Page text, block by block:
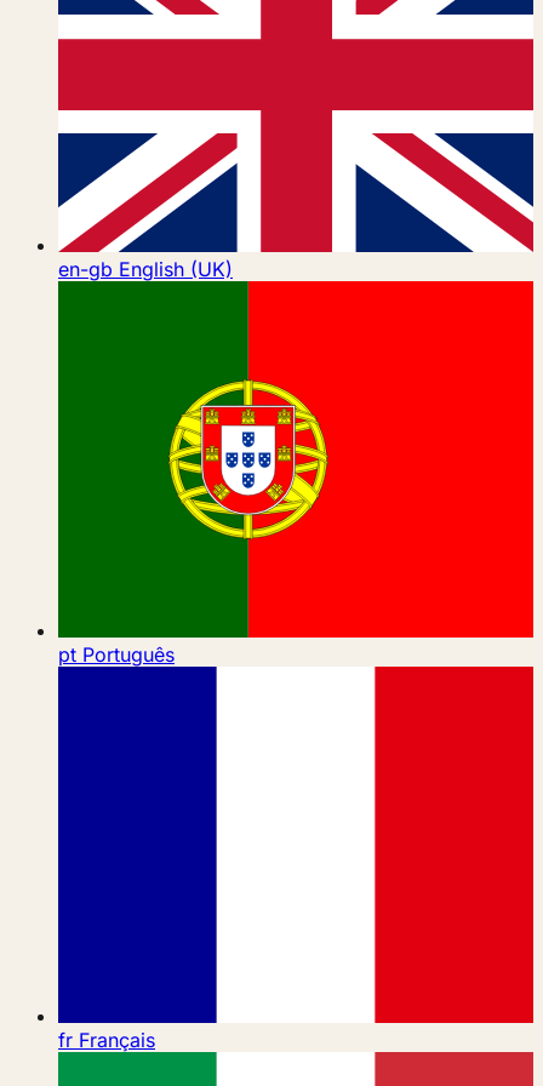
en-gb English (UK)
pt Português
fr Français